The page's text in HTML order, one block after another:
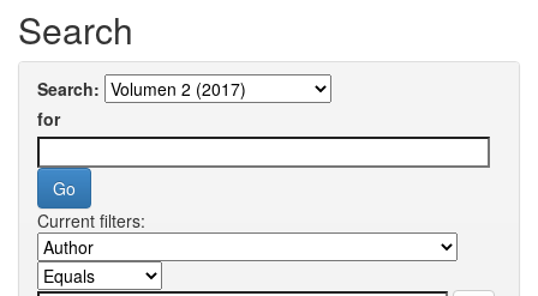
Search
Search:
for
Current filters: